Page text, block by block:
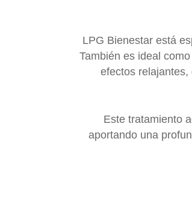
LPG Bienestar está
También es ideal
efectos
Este tratamiento
aportando una